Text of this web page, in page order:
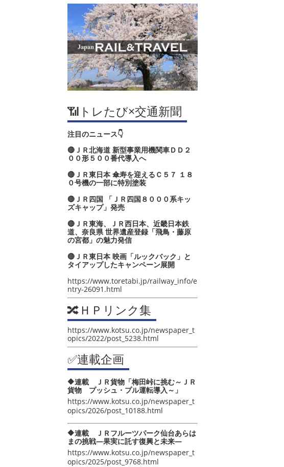
📶トレたび×交通新聞
注目のニュース👇
🔴ＪＲ北海道 新型事業用機関車ＤＤ２
００形５００番代導入へ
🔴ＪＲ東日本 傘寿を迎えるＣ５７ １８
０号機の一部に特別塗装
🔴ＪＲ四国 「ＪＲ四国８０００系キッ
ズキャップ」発売
🔴ＪＲ東海、ＪＲ西日本、近畿日本鉄
道、奈良県 世界遺産登録「飛鳥・藤原
の宮都」の魅力発信
🔴ＪＲ東日本 映画「ルックバック」と
タイアップしたキャンペーン展開
https://www.toretabi.jp/railway_info/e
ntry-26091.html
🔀ＨＰリンク集
https://www.kotsu.co.jp/newspaper_t
opics/2022/post_5238.html
✅連載企画
🔶連載 ＪＲ貨物「梅田峠に挑む～ＪＲ
貨物 プッシュ・プル運転導入～」
https://www.kotsu.co.jp/newspaper_t
opics/2026/post_10188.html
🔶連載 ＪＲフルーツパーク仙台あらは
まの挑戦―果実に託す復興と未来―
https://www.kotsu.co.jp/newspaper_t
opics/2025/post_9768.html